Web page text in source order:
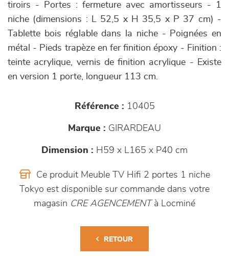
tiroirs - Portes : fermeture avec amortisseurs - 1
niche (dimensions : L 52,5 x H 35,5 x P 37 cm) -
Tablette bois réglable dans la niche - Poignées en
métal - Pieds trapèze en fer finition époxy - Finition :
teinte acrylique, vernis de finition acrylique - Existe
en version 1 porte, longueur 113 cm.
Référence : 10405
Marque : GIRARDEAU
Dimension : H59 x L165 x P40 cm
Ce produit Meuble TV Hifi 2 portes 1 niche
Tokyo est disponible sur commande dans votre
magasin CRE AGENCEMENTà Locminé
RETOUR